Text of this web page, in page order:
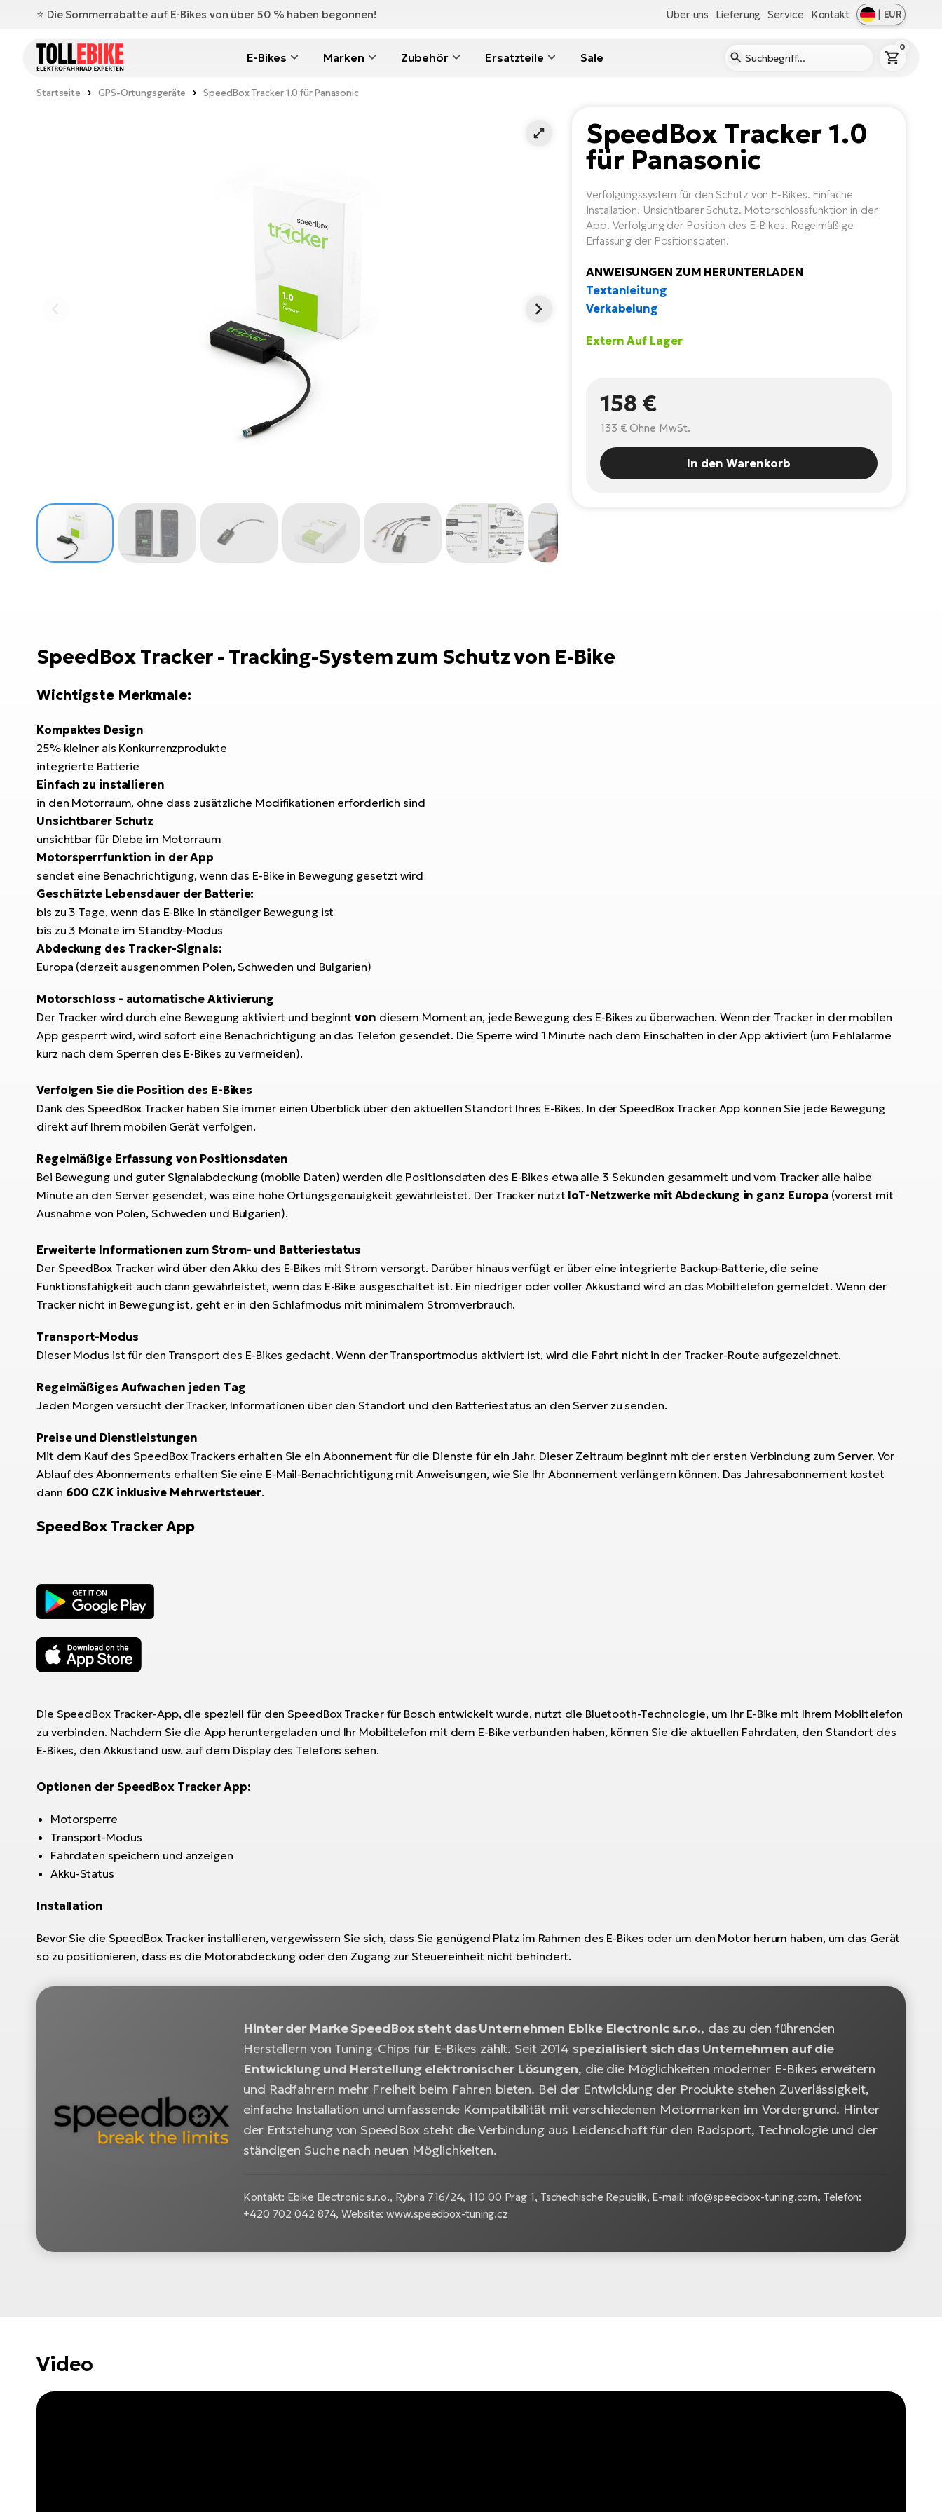
⭐️ Die Sommerrabatte auf E-Bikes von über 50 % haben begonnen! Über uns Lieferung Service Kontakt | EUR
E-Bikes Marken Zubehör Ersatzteile Sale
0
Startseite GPS-Ortungsgeräte SpeedBox Tracker 1.0 für Panasonic
SpeedBox Tracker 1.0
für Panasonic
Verfolgungssystem für den Schutz von E-Bikes. Einfache
Installation. Unsichtbarer Schutz. Motorschlossfunktion in der
App. Verfolgung der Position des E-Bikes. Regelmäßige
Erfassung der Positionsdaten.
ANWEISUNGEN ZUM HERUNTERLADEN
Textanleitung
Verkabelung
Extern Auf Lager
158 €
133 € Ohne MwSt.
In den Warenkorb
SpeedBox Tracker - Tracking-System zum Schutz von E-Bike
Wichtigste Merkmale:
Kompaktes Design
25% kleiner als Konkurrenzprodukte
integrierte Batterie
Einfach zu installieren
in den Motorraum, ohne dass zusätzliche Modifikationen erforderlich sind
Unsichtbarer Schutz
unsichtbar für Diebe im Motorraum
Motorsperrfunktion in der App
sendet eine Benachrichtigung, wenn das E-Bike in Bewegung gesetzt wird
Geschätzte Lebensdauer der Batterie:
bis zu 3 Tage, wenn das E-Bike in ständiger Bewegung ist
bis zu 3 Monate im Standby-Modus
Abdeckung des Tracker-Signals:
Europa (derzeit ausgenommen Polen, Schweden und Bulgarien)
Motorschloss - automatische Aktivierung
Der Tracker wird durch eine Bewegung aktiviert und beginnt von diesem Moment an, jede Bewegung des E-Bikes zu überwachen. Wenn der Tracker in der mobilen
App gesperrt wird, wird sofort eine Benachrichtigung an das Telefon gesendet. Die Sperre wird 1 Minute nach dem Einschalten in der App aktiviert (um Fehlalarme
kurz nach dem Sperren des E-Bikes zu vermeiden).
Verfolgen Sie die Position des E-Bikes
Dank des SpeedBox Tracker haben Sie immer einen Überblick über den aktuellen Standort Ihres E-Bikes. In der SpeedBox Tracker App können Sie jede Bewegung
direkt auf Ihrem mobilen Gerät verfolgen.
Regelmäßige Erfassung von Positionsdaten
Bei Bewegung und guter Signalabdeckung (mobile Daten) werden die Positionsdaten des E-Bikes etwa alle 3 Sekunden gesammelt und vom Tracker alle halbe
Minute an den Server gesendet, was eine hohe Ortungsgenauigkeit gewährleistet. Der Tracker nutzt IoT-Netzwerke mit Abdeckung in ganz Europa (vorerst mit
Ausnahme von Polen, Schweden und Bulgarien).
Erweiterte Informationen zum Strom- und Batteriestatus
Der SpeedBox Tracker wird über den Akku des E-Bikes mit Strom versorgt. Darüber hinaus verfügt er über eine integrierte Backup-Batterie, die seine
Funktionsfähigkeit auch dann gewährleistet, wenn das E-Bike ausgeschaltet ist. Ein niedriger oder voller Akkustand wird an das Mobiltelefon gemeldet. Wenn der
Tracker nicht in Bewegung ist, geht er in den Schlafmodus mit minimalem Stromverbrauch.
Transport-Modus
Dieser Modus ist für den Transport des E-Bikes gedacht. Wenn der Transportmodus aktiviert ist, wird die Fahrt nicht in der Tracker-Route aufgezeichnet.
Regelmäßiges Aufwachen jeden Tag
Jeden Morgen versucht der Tracker, Informationen über den Standort und den Batteriestatus an den Server zu senden.
Preise und Dienstleistungen
Mit dem Kauf des SpeedBox Trackers erhalten Sie ein Abonnement für die Dienste für ein Jahr. Dieser Zeitraum beginnt mit der ersten Verbindung zum Server. Vor
Ablauf des Abonnements erhalten Sie eine E-Mail-Benachrichtigung mit Anweisungen, wie Sie Ihr Abonnement verlängern können. Das Jahresabonnement kostet
dann 600 CZK inklusive Mehrwertsteuer.
SpeedBox Tracker App
Die SpeedBox Tracker-App, die speziell für den SpeedBox Tracker für Bosch entwickelt wurde, nutzt die Bluetooth-Technologie, um Ihr E-Bike mit Ihrem Mobiltelefon
zu verbinden. Nachdem Sie die App heruntergeladen und Ihr Mobiltelefon mit dem E-Bike verbunden haben, können Sie die aktuellen Fahrdaten, den Standort des
E-Bikes, den Akkustand usw. auf dem Display des Telefons sehen.
Optionen der SpeedBox Tracker App:
Motorsperre
Transport-Modus
Fahrdaten speichern und anzeigen
Akku-Status
Installation
Bevor Sie die SpeedBox Tracker installieren, vergewissern Sie sich, dass Sie genügend Platz im Rahmen des E-Bikes oder um den Motor herum haben, um das Gerät
so zu positionieren, dass es die Motorabdeckung oder den Zugang zur Steuereinheit nicht behindert.
Hinter der Marke SpeedBox steht das Unternehmen Ebike Electronic s.r.o., das zu den führenden
Herstellern von Tuning-Chips für E-Bikes zählt. Seit 2014 spezialisiert sich das Unternehmen auf die
Entwicklung und Herstellung elektronischer Lösungen, die die Möglichkeiten moderner E-Bikes erweitern
und Radfahrern mehr Freiheit beim Fahren bieten. Bei der Entwicklung der Produkte stehen Zuverlässigkeit,
einfache Installation und umfassende Kompatibilität mit verschiedenen Motormarken im Vordergrund. Hinter
der Entstehung von SpeedBox steht die Verbindung aus Leidenschaft für den Radsport, Technologie und der
ständigen Suche nach neuen Möglichkeiten.
Kontakt: Ebike Electronic s.r.o., Rybna 716/24, 110 00 Prag 1, Tschechische Republik, E-mail: info@speedbox-tuning.com, Telefon:
+420 702 042 874, Website: www.speedbox-tuning.cz
Video